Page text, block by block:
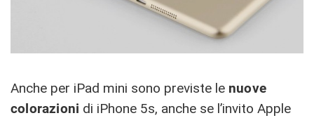
Anche per iPad mini sono previste le nuove
colorazioni di iPhone 5s, anche se l’invito Apple